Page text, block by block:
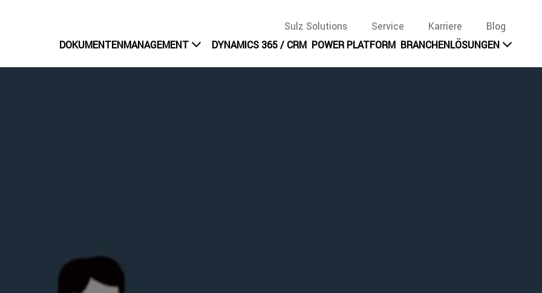
Sulz Solutions Service Karriere
Blog
DOKUMENTENMANAGEMENT
DYNAMICS 365 / CRM POWER PLATFORM BRANCHENLÖSUNGEN